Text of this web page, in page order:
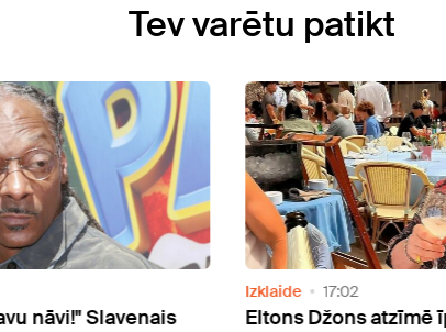
Tev varētu patikt
Slavenais
Izklaide 17:02
Eltons Džons atzīmē īpašu